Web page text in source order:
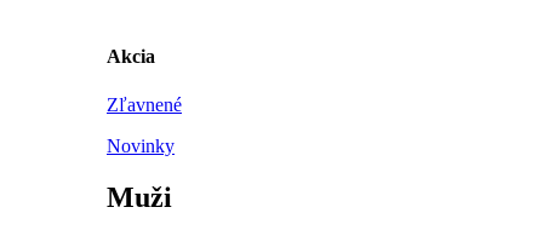
Akcia
Zľavnené
Novinky
Muži